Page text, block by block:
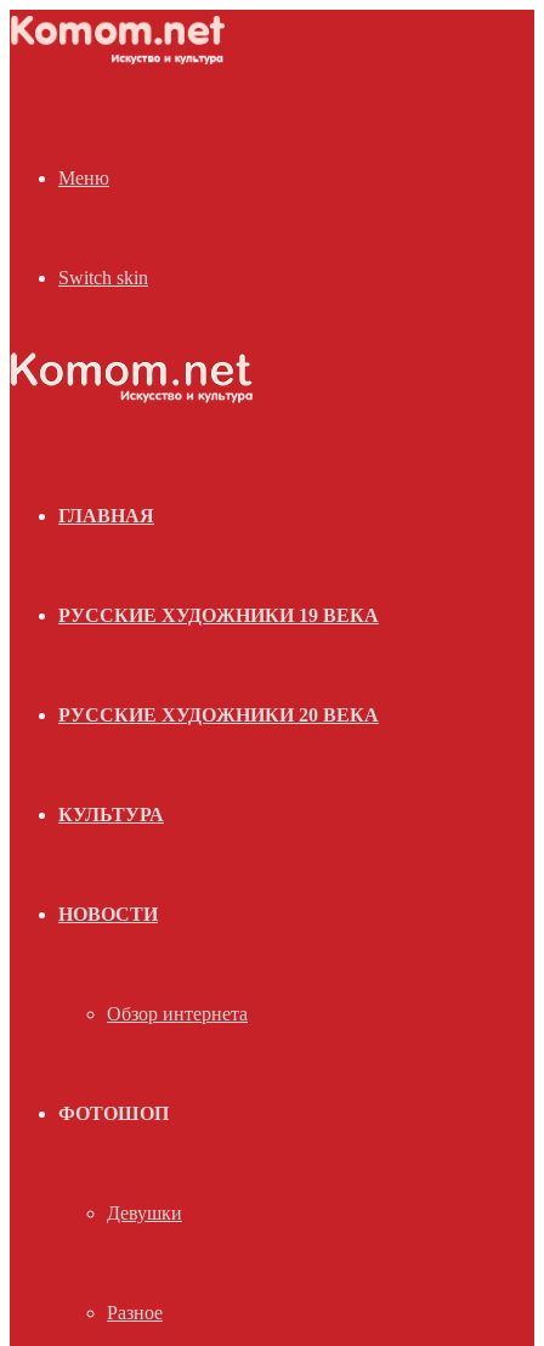
Меню
Switch skin
ГЛАВНАЯ
РУССКИЕ ХУДОЖНИКИ 19 ВЕКА
РУССКИЕ ХУДОЖНИКИ 20 ВЕКА
КУЛЬТУРА
НОВОСТИ
Обзор интернета
ФОТОШОП
Девушки
Разное